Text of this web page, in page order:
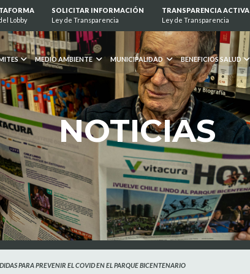
Lobby
SOLICITAR INFORMACIÓN
Ley de Transparencia
TRANSPARENCIA ACTIVA
Ley de Transparencia
MEDIO AMBIENTE MUNICIPALIDAD BENEFICIOS SALUD
NOTICIAS
PARA PREVENIR EL COVID EN EL PARQUE BICENTENARIO